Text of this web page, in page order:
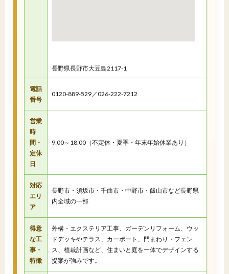
長野県長野市大豆島2117-1
電話
番号
0120-889-529／026-222-7212
営業
時
間・
定休
日
9:00～18:00（不定休・夏季・年末年始休業あり）
対応
エリ
ア
長野市・須坂市・千曲市・中野市・飯山市など長野県
内全域の一部
得意
な工
事・
特徴
外構・エクステリア工事、ガーデンリフォーム、ウッ
ドデッキやテラス、カーポート、門まわり・フェン
ス、植栽計画など、住まいと庭を一体でデザインする
提案が強みです。